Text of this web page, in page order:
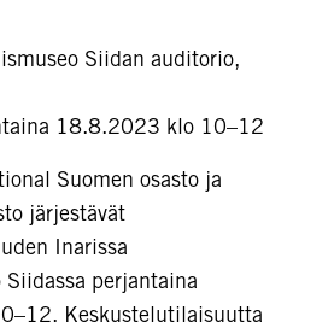
Siidan auditorio,
18.8.2023 klo 10–12
Suomen osasto ja
järjestävät
Inarissa
Siidassa perjantaina
Keskustelutilaisuutta